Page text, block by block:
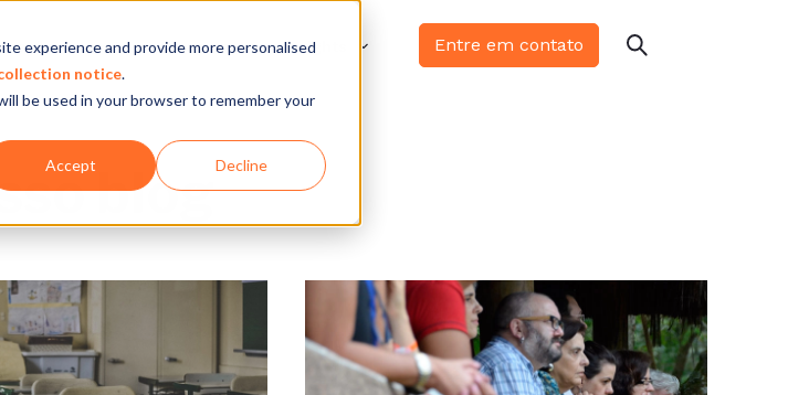
experience and provide more personalised
notice.
be used in your browser to remember your
Accept Decline
O que fazemos Insights Entre em contato
blog